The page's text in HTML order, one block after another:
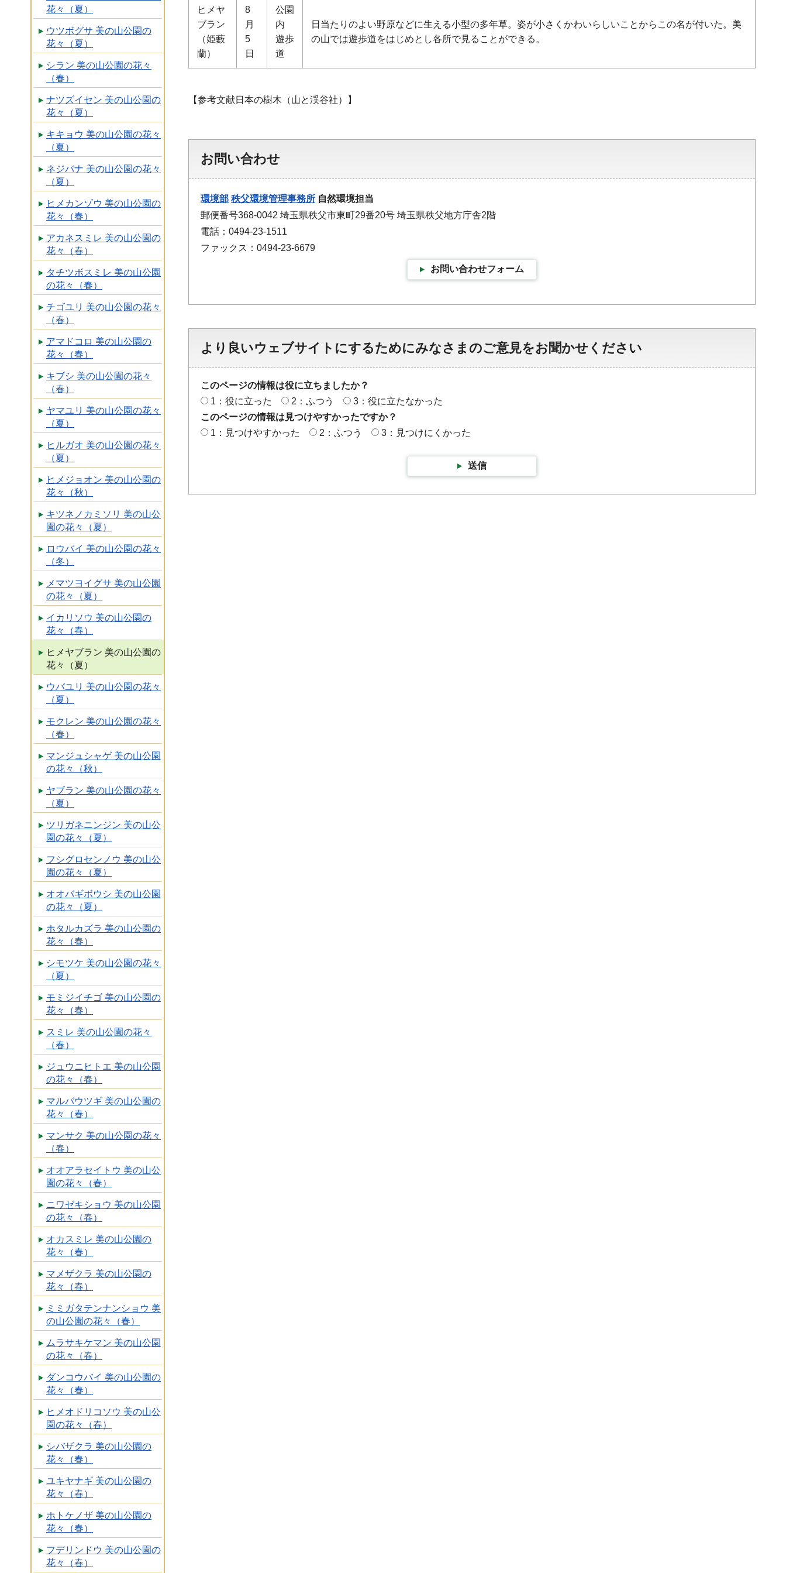
花々（夏）
ウツボグサ 美の山公園の
花々（夏）
シラン 美の山公園の花々
（春）
ナツズイセン 美の山公園の
花々（夏）
キキョウ 美の山公園の花々
（夏）
ネジバナ 美の山公園の花々
（夏）
ヒメカンゾウ 美の山公園の
花々（春）
アカネスミレ 美の山公園の
花々（春）
タチツボスミレ 美の山公園
の花々（春）
チゴユリ 美の山公園の花々
（春）
アマドコロ 美の山公園の
花々（春）
キブシ 美の山公園の花々
（春）
ヤマユリ 美の山公園の花々
（夏）
ヒルガオ 美の山公園の花々
（夏）
ヒメジョオン 美の山公園の
花々（秋）
キツネノカミソリ 美の山公
園の花々（夏）
ロウバイ 美の山公園の花々
（冬）
メマツヨイグサ 美の山公園
の花々（夏）
イカリソウ 美の山公園の
花々（春）
ヒメヤブラン 美の山公園の
花々（夏）
ウバユリ 美の山公園の花々
（夏）
モクレン 美の山公園の花々
（春）
マンジュシャゲ 美の山公園
の花々（秋）
ヤブラン 美の山公園の花々
（夏）
ツリガネニンジン 美の山公
園の花々（夏）
フシグロセンノウ 美の山公
園の花々（夏）
オオバギボウシ 美の山公園
の花々（夏）
ホタルカズラ 美の山公園の
花々（春）
シモツケ 美の山公園の花々
（夏）
モミジイチゴ 美の山公園の
花々（春）
スミレ 美の山公園の花々
（春）
ジュウニヒトエ 美の山公園
の花々（春）
マルバウツギ 美の山公園の
花々（春）
マンサク 美の山公園の花々
（春）
オオアラセイトウ 美の山公
園の花々（春）
ニワゼキショウ 美の山公園
の花々（春）
オカスミレ 美の山公園の
花々（春）
マメザクラ 美の山公園の
花々（春）
ミミガタテンナンショウ 美
の山公園の花々（春）
ムラサキケマン 美の山公園
の花々（春）
ダンコウバイ 美の山公園の
花々（春）
ヒメオドリコソウ 美の山公
園の花々（春）
シバザクラ 美の山公園の
花々（春）
ユキヤナギ 美の山公園の
花々（春）
ホトケノザ 美の山公園の
花々（春）
フデリンドウ 美の山公園の
花々（春）
ヒメヤ
ブラン
（姫藪
蘭）
8
月
5
日
公園
内
遊歩
道
日当たりのよい野原などに生える小型の多年草。姿が小さくかわいらしいことからこの名が付いた。美
の山では遊歩道をはじめとし各所で見ることができる。
【参考文献日本の樹木（山と渓谷社）】
お問い合わせ
環境部 秩父環境管理事務所 自然環境担当
郵便番号368-0042 埼玉県秩父市東町29番20号 埼玉県秩父地方庁舎2階
電話：0494-23-1511
ファックス：0494-23-6679
お問い合わせフォーム
より良いウェブサイトにするためにみなさまのご意見をお聞かせください
このページの情報は役に立ちましたか？
1：役に立った
2：ふつう
3：役に立たなかった
このページの情報は見つけやすかったですか？
1：見つけやすかった
2：ふつう 3：見つけにくかった
送信